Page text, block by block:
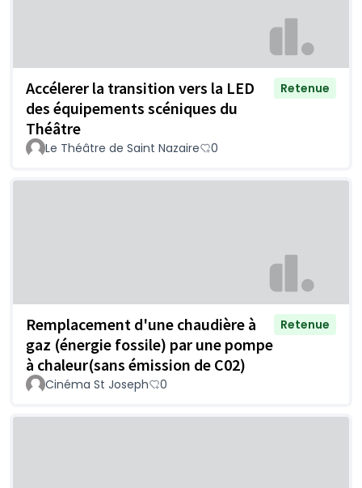
Accélerer la transition vers la LED
des équipements scéniques du
Théâtre
Retenue
Le Théâtre de Saint Nazaire 0
Remplacement d'une chaudière à
gaz (énergie fossile) par une pompe
à chaleur(sans émission de C02)
Retenue
Cinéma St Joseph 0